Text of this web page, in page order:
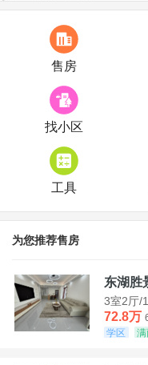
售房
找小区
工具
为您推荐售房
东湖胜
3室2厅/
72.8万
学区